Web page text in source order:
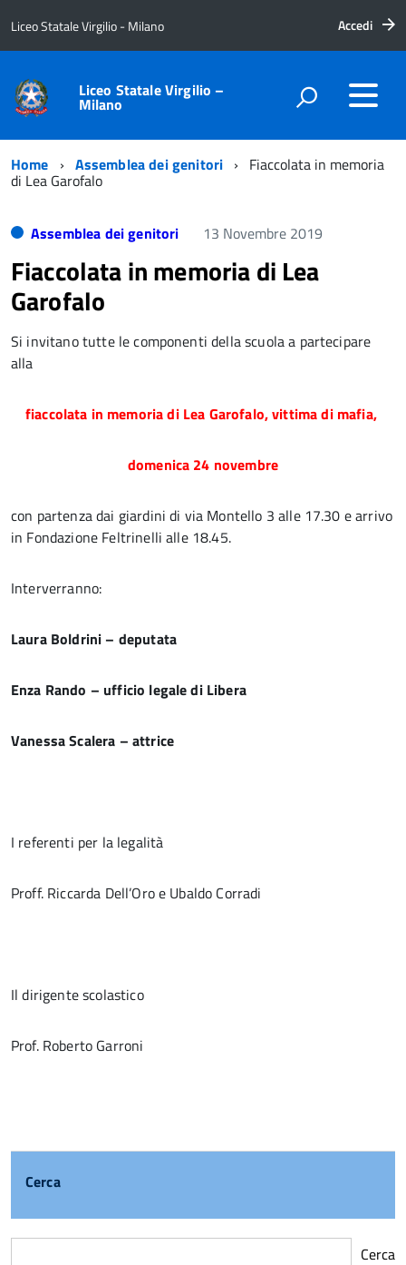
Liceo Statale Virgilio - Milano Accedi
Liceo Statale Virgilio –
Milano
Home Assemblea dei genitori Fiaccolata in memoria
di Lea Garofalo
Assemblea dei genitori 13 Novembre 2019
Fiaccolata in memoria di Lea
Garofalo
Si invitano tutte le componenti della scuola a partecipare
alla
fiaccolata in memoria di Lea Garofalo, vittima di mafia,
domenica 24 novembre
con partenza dai giardini di via Montello 3 alle 17.30 e arrivo
in Fondazione Feltrinelli alle 18.45.
Interverranno:
Laura Boldrini – deputata
Enza Rando – ufficio legale di Libera
Vanessa Scalera – attrice
I referenti per la legalità
Proff. Riccarda Dell’Oro e Ubaldo Corradi
Il dirigente scolastico
Prof. Roberto Garroni
Cerca
Cerca